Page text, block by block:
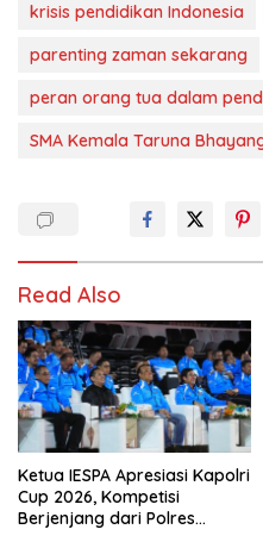
krisis pendidikan Indonesia
parenting zaman sekarang
peran orang tua dalam
SMA Kemala Taruna
Read Also
Ketua IESPA Apresiasi Kapolri
Cup 2026, Kompetisi
Berjenjang dari Polres